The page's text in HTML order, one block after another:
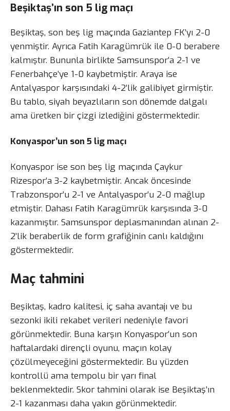
Beşiktaş’ın son 5 lig maçı
Beşiktaş, son beş lig maçında Gaziantep FK’yı 2-0
yenmiştir. Ayrıca Fatih Karagümrük ile 0-0 berabere
kalmıştır. Bununla birlikte Samsunspor’a 2-1 ve
Fenerbahçe’ye 1-0 kaybetmiştir. Araya ise
Antalyaspor karşısındaki 4-2’lik galibiyet girmiştir.
Bu tablo, siyah beyazlıların son dönemde dalgalı
ama üretken bir çizgi izlediğini göstermektedir.
Konyaspor’un son 5 lig maçı
Konyaspor ise son beş lig maçında Çaykur
Rizespor’a 3-2 kaybetmiştir. Ancak öncesinde
Trabzonspor’u 2-1 ve Antalyaspor’u 2-0 mağlup
etmiştir. Dahası Fatih Karagümrük karşısında 3-0
kazanmıştır. Samsunspor deplasmanından alınan 2-
2’lik beraberlik de form grafiğinin canlı kaldığını
göstermektedir.
Maç tahmini
Beşiktaş, kadro kalitesi, iç saha avantajı ve bu
sezonki ikili rekabet verileri nedeniyle favori
görünmektedir. Buna karşın Konyaspor’un son
haftalardaki dirençli oyunu, maçın kolay
çözülmeyeceğini göstermektedir. Bu yüzden
kontrollü ama tempolu bir yarı final
beklenmektedir. Skor tahmini olarak ise Beşiktaş’ın
2-1 kazanması daha yakın görünmektedir.